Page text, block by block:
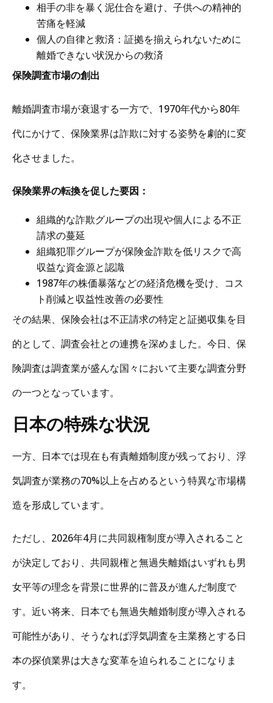
相手の非を暴く泥仕合を避け、子供への精神的
苦痛を軽減
個人の自律と救済：証拠を揃えられないために
離婚できない状況からの救済
保険調査市場の創出
離婚調査市場が衰退する一方で、1970年代から80年
代にかけて、保険業界は詐欺に対する姿勢を劇的に変
化させました。
保険業界の転換を促した要因：
組織的な詐欺グループの出現や個人による不正
請求の蔓延
組織犯罪グループが保険金詐欺を低リスクで高
収益な資金源と認識
1987年の株価暴落などの経済危機を受け、コス
ト削減と収益性改善の必要性
その結果、保険会社は不正請求の特定と証拠収集を目
的として、調査会社との連携を深めました。今日、保
険調査は調査業が盛んな国々において主要な調査分野
の一つとなっています。
日本の特殊な状況
一方、日本では現在も有責離婚制度が残っており、浮
気調査が業務の70%以上を占めるという特異な市場構
造を形成しています。
ただし、2026年4月に共同親権制度が導入されること
が決定しており、共同親権と無過失離婚はいずれも男
女平等の理念を背景に世界的に普及が進んだ制度で
す。近い将来、日本でも無過失離婚制度が導入される
可能性があり、そうなれば浮気調査を主業務とする日
本の探偵業界は大きな変革を迫られることになりま
す。